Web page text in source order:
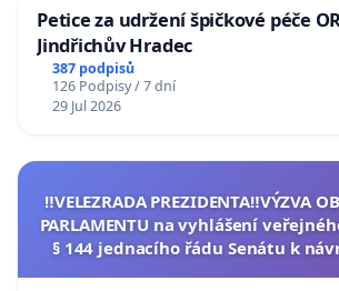
Petice za udržení špičkové péče
Jindřichův Hradec
387 podpisů
126 Podpisy / 7 dní
29 Jul 2026
‼️VELEZRADA PREZIDENTA‼️VÝZVA
PARLAMENTU na vyhlášení
§ 144 jednacího řádu Senátu k